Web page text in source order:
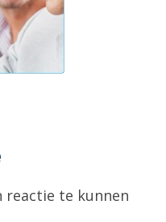
reactie te kunnen